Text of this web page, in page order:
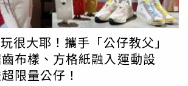
很大耶！攜手「公仔教父」
布樣、方格紙融入運動設
限量公仔！